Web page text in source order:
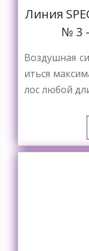
Линия
№ 3
Воздушная
иться
лос любой